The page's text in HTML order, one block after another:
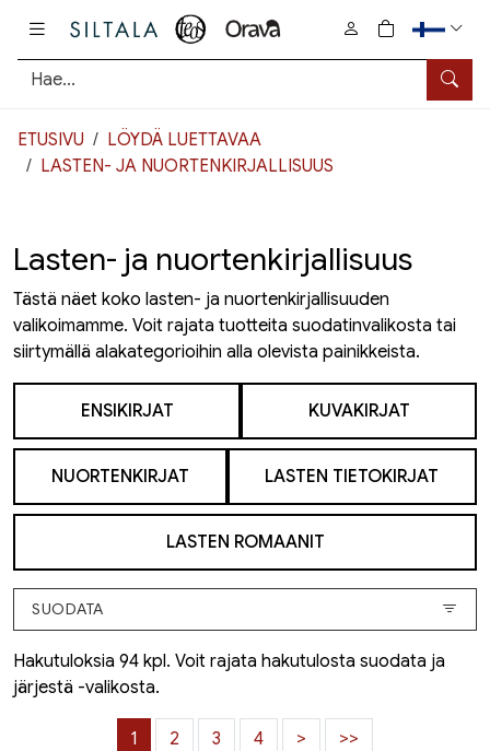
Hae
0
tuotetta
ETUSIVU
LÖYDÄ LUETTAVAA
LASTEN- JA NUORTENKIRJALLISUUS
Lasten- ja nuortenkirjallisuus
Tästä näet koko lasten- ja nuortenkirjallisuuden
valikoimamme. Voit rajata tuotteita suodatinvalikosta tai
siirtymällä alakategorioihin alla olevista painikkeista.
ENSIKIRJAT KUVAKIRJAT
NUORTENKIRJAT LASTEN TIETOKIRJAT
LASTEN ROMAANIT
SUODATA
Hakutuloksia 94 kpl. Voit rajata hakutulosta suodata ja
järjestä -valikosta.
1 2 3 4 > >>